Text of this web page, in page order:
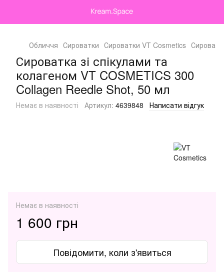
Обличчя Сироватки Сироватки VT Cosmetics
Сироватка зі спікулами та
колагеном VT COSMETICS 300
Collagen Reedle Shot, 50 мл
Немає в наявності Артикул: 4639848 Написати відгук
Немає в наявності
1 600 грн
Повідомити, коли з'явиться